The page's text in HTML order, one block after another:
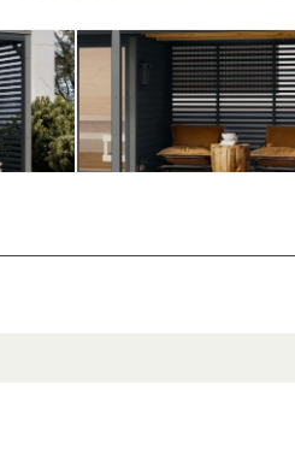
und schützt diese vor
gute statische Eigenschaften. Die